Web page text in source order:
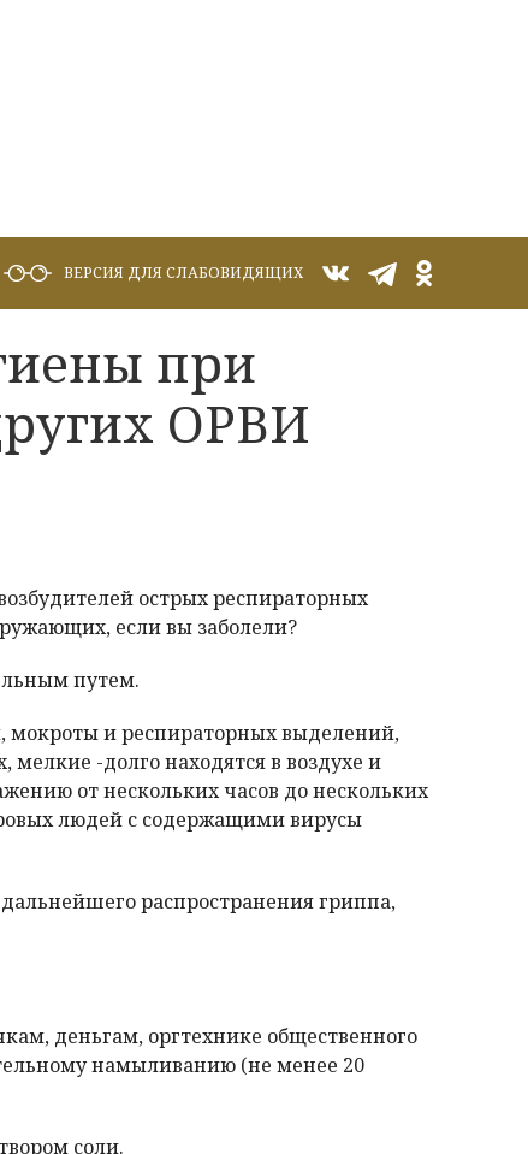
ВЕРСИЯ ДЛЯ СЛАБОВИДЯЩИХ
при
ОРВИ
острых респираторных
если вы заболели?
путем.
мокроты и респираторных выделений,
-долго находятся в воздухе и
от нескольких часов до нескольких
людей с содержащими вирусы
распространения гриппа,
деньгам, оргтехнике общественного
намыливанию (не менее 20
соли.